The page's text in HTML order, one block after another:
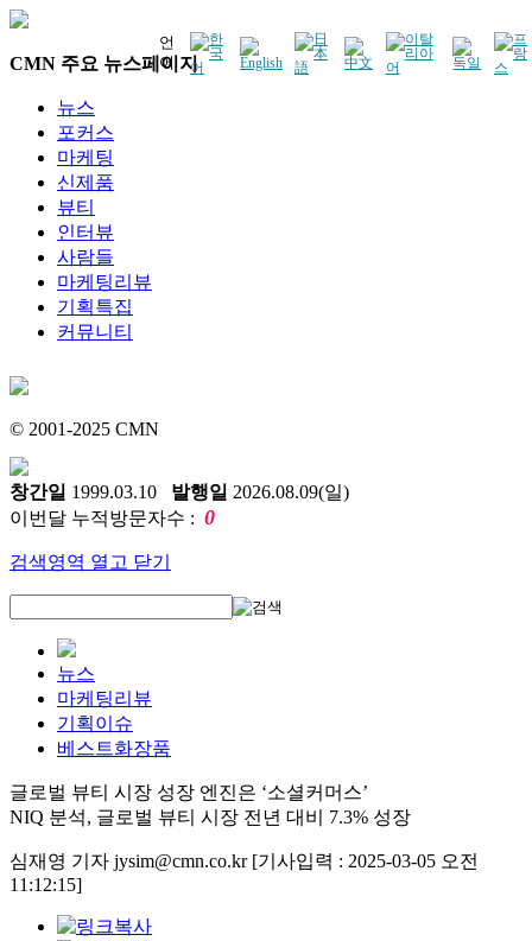
언
어
CMN 주요 뉴스페이지
뉴스
포커스
마케팅
신제품
뷰티
인터뷰
사람들
마케팅리뷰
기획특집
커뮤니티
© 2001-2025 CMN
창간일 1999.03.10 발행일 2026.08.09(일)
이번달 누적방문자수 : 0
검색영역 열고 닫기
뉴스
마케팅리뷰
기획이슈
베스트화장품
글로벌 뷰티 시장 성장 엔진은 ‘소셜커머스’
NIQ 분석, 글로벌 뷰티 시장 전년 대비 7.3% 성장
심재영 기자 jysim@cmn.co.kr [기사입력 : 2025-03-05 오전
11:12:15]